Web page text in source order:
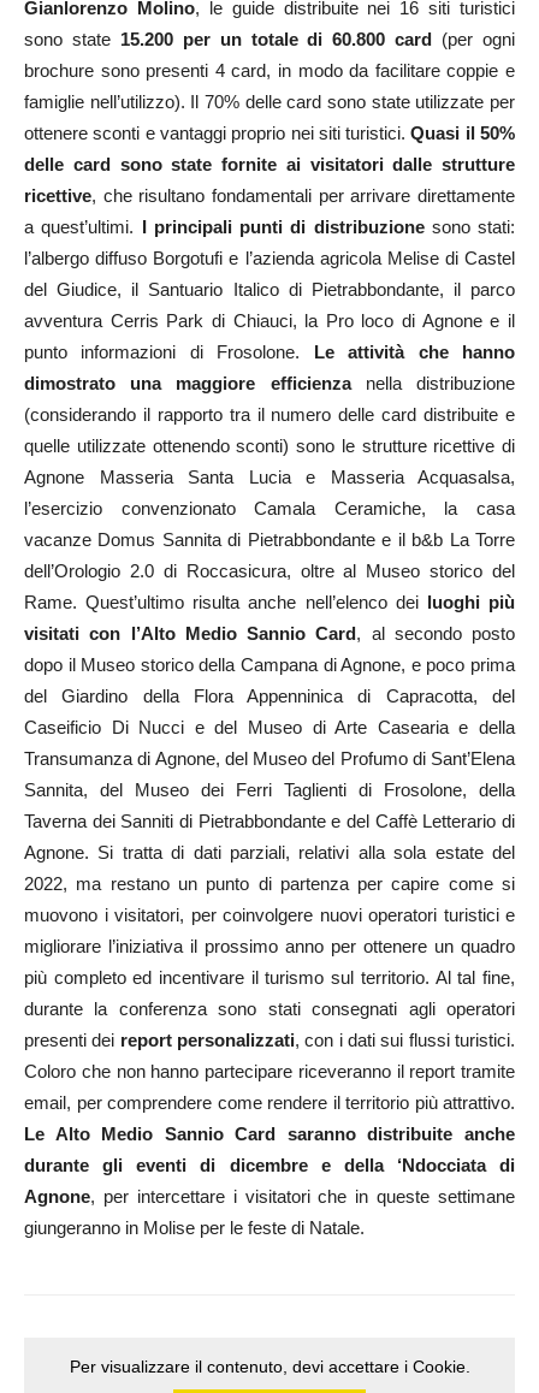
Gianlorenzo Molino, le guide distribuite nei 16 siti turistici
sono state 15.200 per un totale di 60.800 card (per ogni
brochure sono presenti 4 card, in modo da facilitare coppie e
famiglie nell’utilizzo). Il 70% delle card sono state utilizzate per
ottenere sconti e vantaggi proprio nei siti turistici.Quasi il 50%
delle card sono state fornite ai visitatori dalle strutture
ricettive, che risultano fondamentali per arrivare direttamente
a quest’ultimi. I principali punti di distribuzionesono stati:
l’albergo diffuso Borgotufi e l’azienda agricola Melise di Castel
del Giudice, il Santuario Italico di Pietrabbondante, il parco
avventura Cerris Park di Chiauci, la Pro loco di Agnone e il
punto informazioni di Frosolone. Le attività che hanno
dimostrato una maggiore efficienzanella distribuzione
(considerando il rapporto tra il numero delle card distribuite e
quelle utilizzate ottenendo sconti) sono le strutture ricettive di
Agnone Masseria Santa Lucia e Masseria Acquasalsa,
l’esercizio convenzionato Camala Ceramiche, la casa
vacanze Domus Sannita di Pietrabbondante e il b&b La Torre
dell’Orologio 2.0 di Roccasicura, oltre al Museo storico del
Rame. Quest’ultimo risulta anche nell’elenco dei luoghi più
visitati con l’Alto Medio Sannio Card, al secondo posto
dopo il Museo storico della Campana di Agnone, e poco prima
del Giardino della Flora Appenninica di Capracotta, del
Caseificio Di Nucci e del Museo di Arte Casearia e della
Transumanza di Agnone, del Museo del Profumo di Sant’Elena
Sannita, del Museo dei Ferri Taglienti di Frosolone, della
Taverna dei Sanniti di Pietrabbondante e del Caffè Letterario di
Agnone. Si tratta di dati parziali, relativi alla sola estate del
2022, ma restano un punto di partenza per capire come si
muovono i visitatori, per coinvolgere nuovi operatori turistici e
migliorare l’iniziativa il prossimo anno per ottenere un quadro
più completo ed incentivare il turismo sul territorio. Al tal fine,
durante la conferenza sono stati consegnati agli operatori
presenti dei report personalizzati, con i dati sui flussi turistici.
Coloro che non hanno partecipare riceveranno il report tramite
email, per comprendere come rendere il territorio più attrattivo.
Le Alto Medio Sannio Card saranno distribuite anche
durante gli eventi di dicembre e della ‘Ndocciata di
Agnone, per intercettare i visitatori che in queste settimane
giungeranno in Molise per le feste di Natale.
Per visualizzare il contenuto, devi accettare i Cookie.